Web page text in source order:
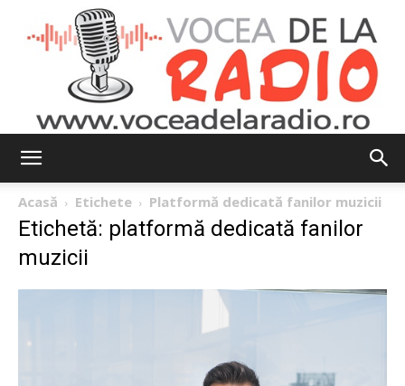
la
Acasă Etichete Platformă dedicată fanilor muzicii
Etichetă: platformă dedicată fanilor
muzicii